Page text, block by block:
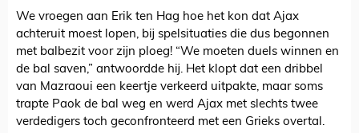
We vroegen aan Erik ten Hag hoe het kon dat Ajax
achteruit moest lopen, bij spelsituaties die dus begonnen
met balbezit voor zijn ploeg! “We moeten duels winnen en
de bal saven,” antwoordde hij. Het klopt dat een dribbel
van Mazraoui een keertje verkeerd uitpakte, maar soms
trapte Paok de bal weg en werd Ajax met slechts twee
verdedigers toch geconfronteerd met een Grieks overtal.